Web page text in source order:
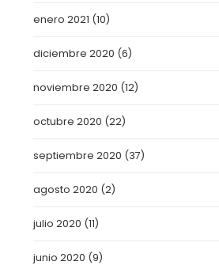
enero 2021 (10)
diciembre 2020 (6)
noviembre 2020 (12)
octubre 2020 (22)
septiembre 2020 (37)
agosto 2020 (2)
julio 2020 (11)
junio 2020 (9)